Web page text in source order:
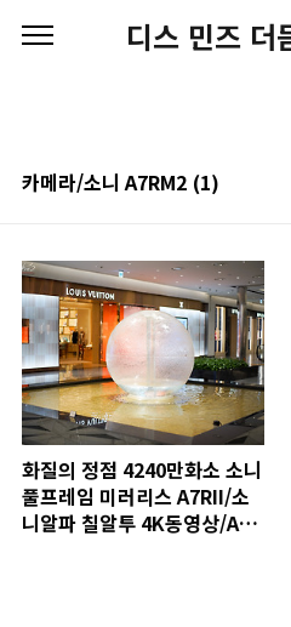
디스 민즈 더
카메라/소니 A7RM2 (1)
화질의 정점 4240만화소 소니
풀프레임 미러리스 A7RII/소
니알파 칠알투 4K동영상/A7R